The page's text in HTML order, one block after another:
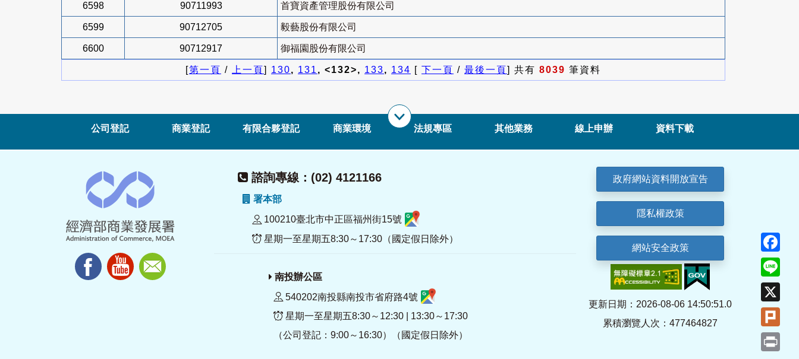
6598 90711993 首寶資產管理股份有限公司
6599 90712705 毅藝股份有限公司
6600 90712917 御福園股份有限公司
[第一頁 / 上一頁] 130, 131, <132>, 133, 134 [ 下一頁 / 最後一頁] 共有 8039 筆資料
公司登記 商業登記 有限合夥登記 商業環境 法規專區 其他業務 線上申辦 資料下載
諮詢專線：(02) 4121166
署本部
100210臺北市中正區福州街15號
星期一至星期五8:30～17:30（國定假日除外）
南投辦公區
540202南投縣南投市省府路4號
星期一至星期五8:30～12:30 | 13:30～17:30
（公司登記：9:00～16:30）（國定假日除外）
政府網站資料開放宣告
隱私權政策
網站安全政策
更新日期：2026-08-06 14:50:51.0
累積瀏覽人次：477464827